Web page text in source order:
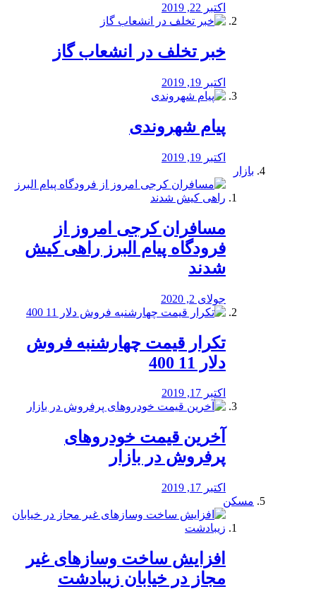
اکتبر 22, 2019
خبر تخلف در انشعاب گاز
اکتبر 19, 2019
پیام شهروندی
اکتبر 19, 2019
بازار
مسافران کرجی امروز از
فرودگاه پیام البرز راهی کیش
شدند
جولای 2, 2020
تکرار قیمت چهارشنبه فروش
دلار 11 400
اکتبر 17, 2019
آخرین قیمت خودرو‌های
پرفروش در بازار
اکتبر 17, 2019
مسکن
افزایش ساخت وسازهای غیر
مجاز در خیابان زیبادشت